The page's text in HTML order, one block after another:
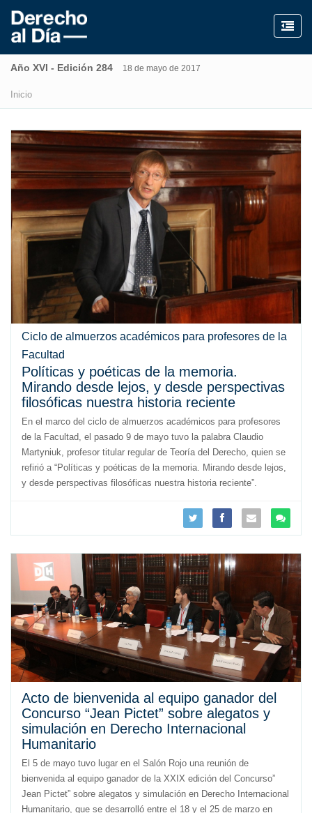
Año XVI - Edición 284 18 de mayo de 2017
Inicio
Ciclo de almuerzos académicos para profesores de la
Facultad
Políticas y poéticas de la memoria.
Mirando desde lejos, y desde perspectivas
filosóficas nuestra historia reciente
En el marco del ciclo de almuerzos académicos para profesores
de la Facultad, el pasado 9 de mayo tuvo la palabra Claudio
Martyniuk, profesor titular regular de Teoría del Derecho, quien se
refirió a “Políticas y poéticas de la memoria. Mirando desde lejos,
y desde perspectivas filosóficas nuestra historia reciente”.
Acto de bienvenida al equipo ganador del
Concurso “Jean Pictet” sobre alegatos y
simulación en Derecho Internacional
Humanitario
El 5 de mayo tuvo lugar en el Salón Rojo una reunión de
bienvenida al equipo ganador de la XXIX edición del Concurso”
Jean Pictet” sobre alegatos y simulación en Derecho Internacional
Humanitario, que se desarrolló entre el 18 y el 25 de marzo en